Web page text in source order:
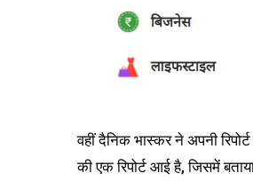
वहीं दैनिक भास्कर ने अपनी
की एक रिपोर्ट आई है, जिसमें